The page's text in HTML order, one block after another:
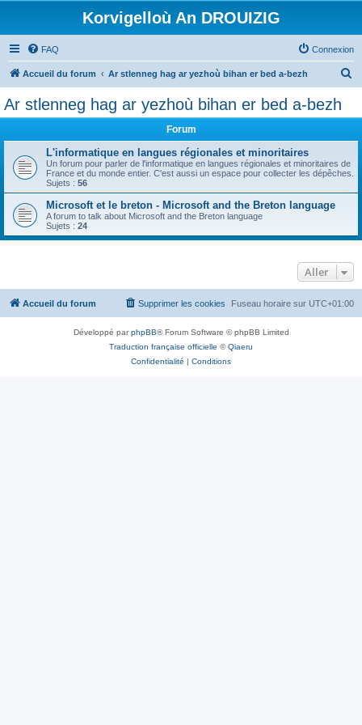
Korvigelloù An DROUIZIG
FAQ Connexion
Accueil du forum Ar stlenneg hag ar yezhoù bihan er bed a-bezh
Ar stlenneg hag ar yezhoù bihan er bed a-bezh
Forum
L'informatique en langues régionales et minoritaires
Un forum pour parler de l'informatique en langues régionales et minoritaires de
France et du monde entier. C'est aussi un espace pour collecter les dépêches.
Sujets : 56
Microsoft et le breton - Microsoft and the Breton language
A forum to talk about Microsoft and the Breton language
Sujets : 24
Aller
Accueil du forum Fuseau horaire sur UTC+01:00
Supprimer les cookies
Développé parphpBB® Forum Software © phpBB Limited
Traduction française officielle ©Qiaeru
Confidentialité | Conditions